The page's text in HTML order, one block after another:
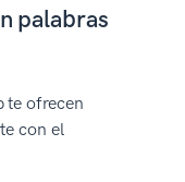
palabras
te ofrecen
con el